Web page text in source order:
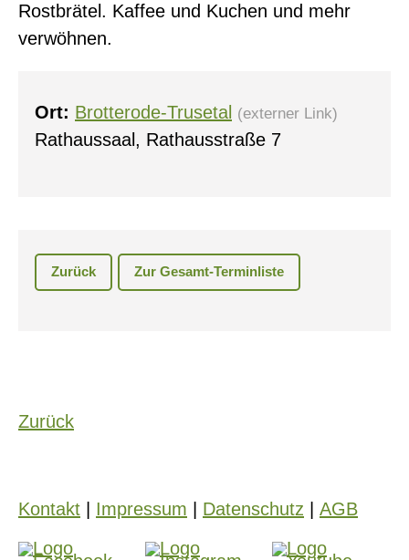
Rostbrätel. Kaffee und Kuchen und mehr
verwöhnen.
Ort: Brotterode-Trusetal (externer Link)
Rathaussaal, Rathausstraße 7
Zurück Zur Gesamt-Terminliste
Zurück
Kontakt Impressum Datenschutz AGB